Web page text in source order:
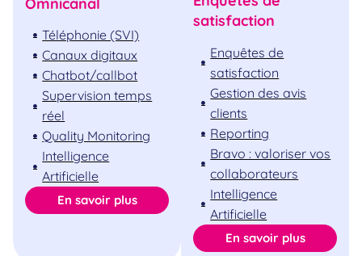
Téléphonie (SVI)
Canaux digitaux
Chatbot/callbot
Supervision temps
réel
Quality Monitoring
Intelligence
Artificielle
En savoir plus
satisfaction
Enquêtes de
satisfaction
Gestion des avis
clients
Reporting
Bravo : valoriser vos
collaborateurs
Intelligence
Artificielle
En savoir plus